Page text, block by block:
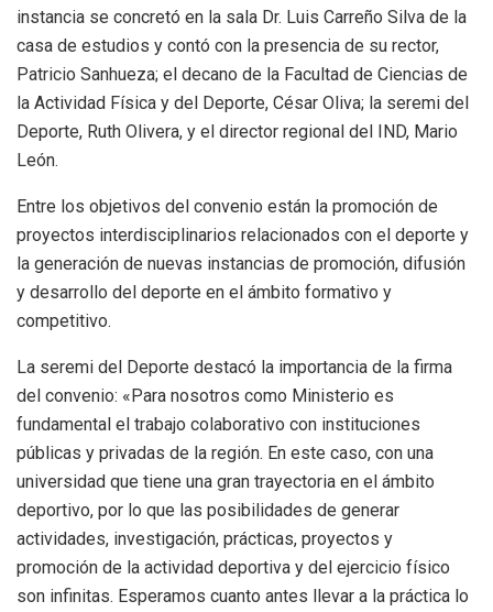
instancia se concretó en la sala Dr. Luis Carreño Silva de la
casa de estudios y contó con la presencia de su rector,
Patricio Sanhueza; el decano de la Facultad de Ciencias de
la Actividad Física y del Deporte, César Oliva; la seremi del
Deporte, Ruth Olivera, y el director regional del IND, Mario
León.
Entre los objetivos del convenio están la promoción de
proyectos interdisciplinarios relacionados con el deporte y
la generación de nuevas instancias de promoción, difusión
y desarrollo del deporte en el ámbito formativo y
competitivo.
La seremi del Deporte destacó la importancia de la firma
del convenio: «Para nosotros como Ministerio es
fundamental el trabajo colaborativo con instituciones
públicas y privadas de la región. En este caso, con una
universidad que tiene una gran trayectoria en el ámbito
deportivo, por lo que las posibilidades de generar
actividades, investigación, prácticas, proyectos y
promoción de la actividad deportiva y del ejercicio físico
son infinitas. Esperamos cuanto antes llevar a la práctica lo